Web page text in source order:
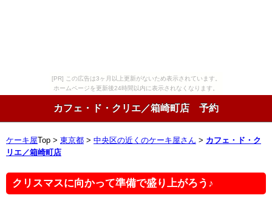
[PR] この広告は3ヶ月以上更新がないため表示されています。
ホームページを更新後24時間以内に表示されなくなります。
カフェ・ド・クリエ／箱崎町店 予約
ケーキ屋 Top > 東京都 > 中央区の近くのケーキ屋さん > カフェ・ド・ク
リエ／箱崎町店
クリスマスに向かって準備で盛り上がろう♪